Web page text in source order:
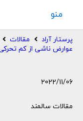
منو
پرستار آراد مقالات
عوارض ناشی از کم
2022/11/06
مقالات سالمند